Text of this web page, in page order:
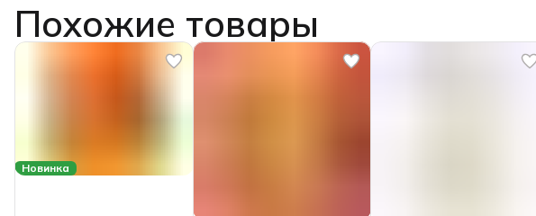
Похожие товары
Новинка